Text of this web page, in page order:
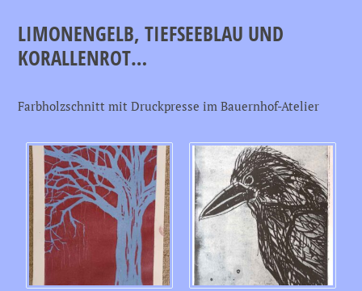
LIMONENGELB, TIEFSEEBLAU UND
KORALLENROT…
Farbholzschnitt mit Druckpresse im Bauernhof-Atelier